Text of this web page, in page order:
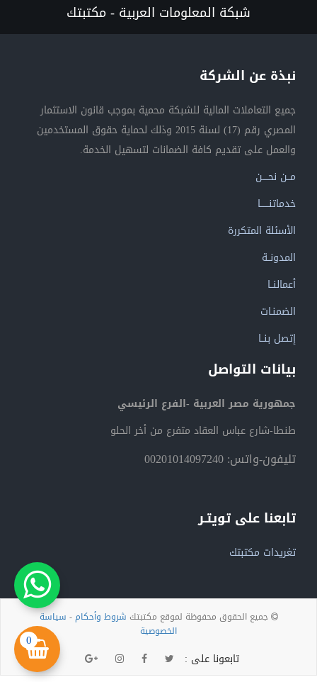
0
شبكة المعلومات العربية - مكتبتك
نبذة عن الشركة
جميع التعاملات المالية للشبكة محمية بموجب قانون الاستثمار
المصري رقم (17) لسنة 2015 وذلك لحماية حقوق المستخدمين
والعمل على تقديم كافة الضمانات لتسهيل الخدمة.
مــن نحــــن
خدماتنــــــا
الأسئلة المتكررة
المدونــة
أعمالنــا
الضمنـات
إتصل بنــا
بيانات التواصل
جمهورية مصر العربية -الفرع الرئيسي
طنطا-شارع عباس العقاد متفرع من أخر الحلو
تليفون-واتس: 00201014097240
تابعنا على تويتـر
تغريدات مكتبتك
جميع الحقوق محفوظة لموقع مكتبتك شروط وأحكام- سياسة
الخصوصية
تابعونا على :